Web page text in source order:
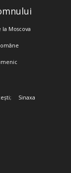
Moscova
Sinaxa